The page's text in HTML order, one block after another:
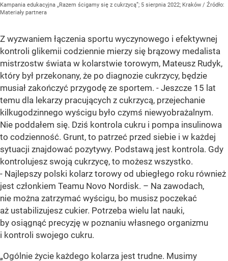
Kampania edukacyjna „Razem ścigamy się z cukrzycą”; 5 sierpnia 2022; Kraków / Źródło:
Materiały partnera
Z wyzwaniem łączenia sportu wyczynowego i efektywnej
kontroli glikemii codziennie mierzy się brązowy medalista
mistrzostw świata w kolarstwie torowym, Mateusz Rudyk,
który był przekonany, że po diagnozie cukrzycy, będzie
musiał zakończyć przygodę ze sportem. - Jeszcze 15 lat
temu dla lekarzy pracujących z cukrzycą, przejechanie
kilkugodzinnego wyścigu było czymś niewyobrażalnym.
Nie poddałem się. Dziś kontrola cukru i pompa insulinowa
to codzienność. Grunt, to patrzeć przed siebie i w każdej
sytuacji znajdować pozytywy. Podstawą jest kontrola. Gdy
kontrolujesz swoją cukrzycę, to możesz wszystko.
- Najlepszy polski kolarz torowy od ubiegłego roku również
jest członkiem Teamu Novo Nordisk. – Na zawodach,
nie można zatrzymać wyścigu, bo musisz poczekać
aż ustabilizujesz cukier. Potrzeba wielu lat nauki,
by osiągnąć precyzję w poznaniu własnego organizmu
i kontroli swojego cukru.
„Ogólnie życie każdego kolarza jest trudne. Musimy